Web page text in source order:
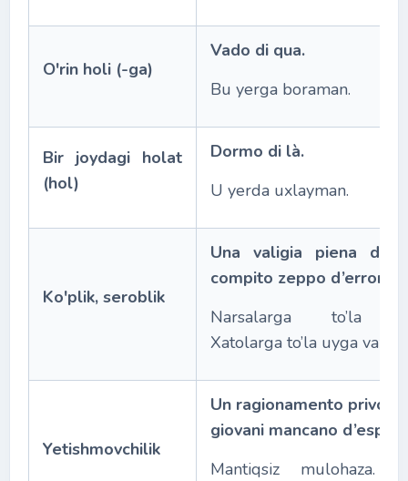
O'rin holi (-ga)
Vado di qua.
Bu yerga boraman.
Bir joydagi holat
(hol)
Dormo di là.
U yerda uxlayman.
Ko'plik, seroblik
Una valigia piena di
compito zeppo d’errori.
Narsalarga to’la
Xatolarga to’la uyga vazifa.
Yetishmovchilik
Un ragionamento privo
giovani mancano
Mantiqsiz mulohaza.